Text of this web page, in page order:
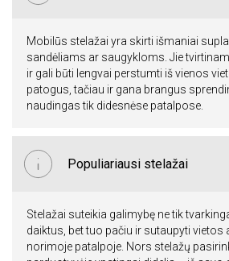
Mobilūs stelažai yra skirti išmaniai
sandėliams ar saugykloms. Jie
ir gali būti lengvai perstumti iš vienos
patogus, tačiau ir gana brangus
naudingas tik didesnėse patalpose.
Populiariausi stelažai
Stelažai suteikia galimybę ne tik
daiktus, bet tuo pačiu ir sutaupyti vietos
norimoje patalpoje. Nors stelažų